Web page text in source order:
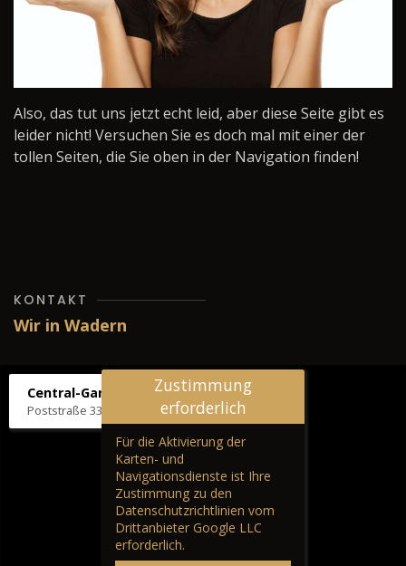
Also, das tut uns jetzt echt leid, aber diese Seite gibt es
leider nicht! Versuchen Sie es doch mal mit einer der
tollen Seiten, die Sie oben in der Navigation finden!
KONTAKT
Wir in Wadern
Central-Garage H. Wilhelm
Poststraße 33, 66687 Wadern
Zustimmung
erforderlich
Für die Aktivierung der
Karten- und
Navigationsdienste ist Ihre
Zustimmung zu den
Datenschutzrichtlinien vom
Drittanbieter Google LLC
erforderlich.